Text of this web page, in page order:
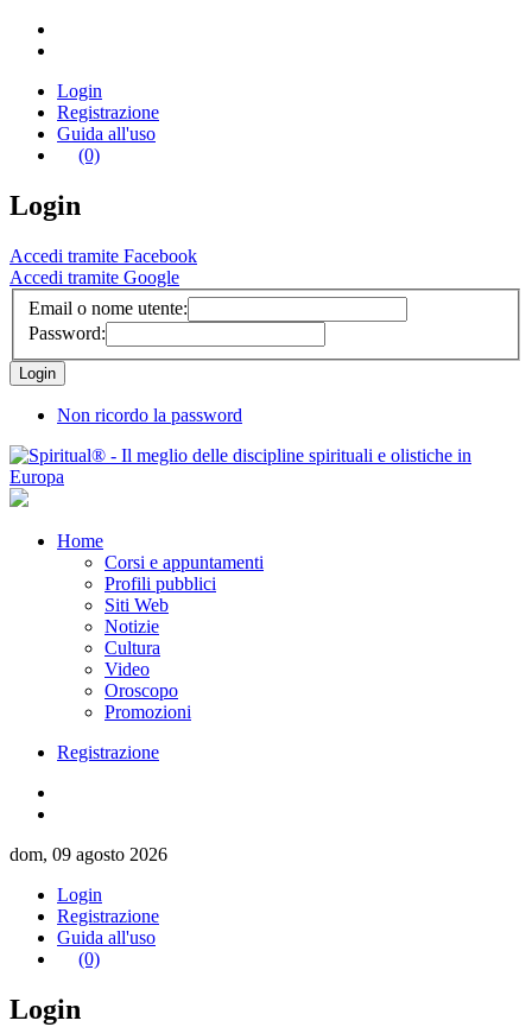
Login
Registrazione
Guida all'uso
(0)
Login
Accedi tramite Facebook
Accedi tramite Google
Email o nome utente:
Password:
Non ricordo la password
Home
Corsi e appuntamenti
Profili pubblici
Siti Web
Notizie
Cultura
Video
Oroscopo
Promozioni
Registrazione
dom, 09 agosto 2026
Login
Registrazione
Guida all'uso
(0)
Login